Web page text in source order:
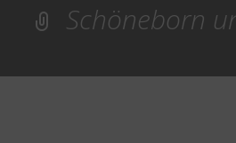
Schöneborn